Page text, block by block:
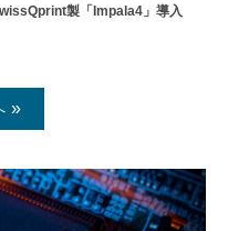
製「Impala4」導入